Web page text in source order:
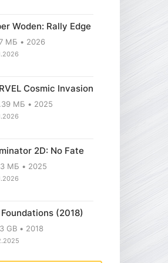
Woden: Rally Edge
МБ 2026
Cosmic Invasion
МБ 2025
2D: No Fate
МБ 2025
(2018)
GB 2018